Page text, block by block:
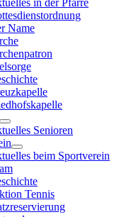
Name
Senioren
beim Sportverein
Tennis